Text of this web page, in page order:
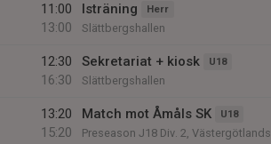
11:00
13:00
Isträning Herr
Slättbergshallen
12:30
16:30
Sekretariat + kiosk U18
Slättbergshallen
13:20
15:20
Match mot Åmåls SK U18
Preseason J18 Div. 2, Västergötlands